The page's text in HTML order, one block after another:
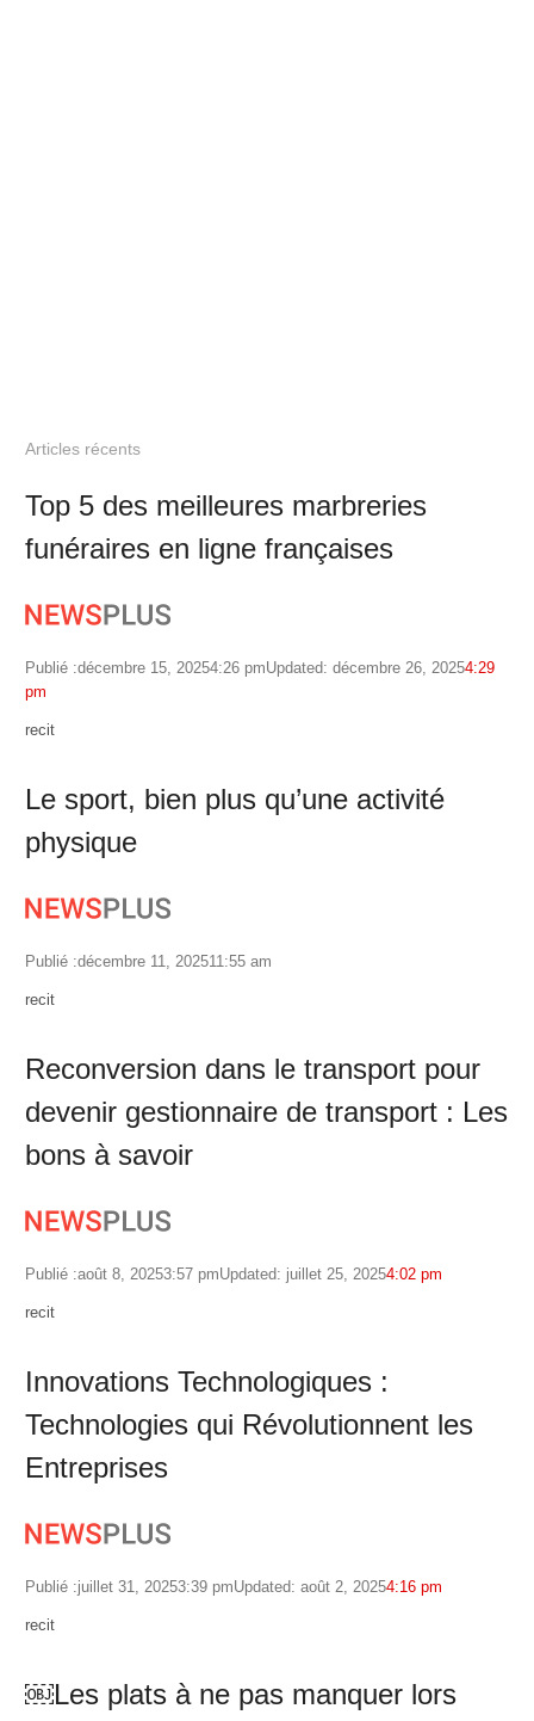
Articles récents
Top 5 des meilleures marbreries
funéraires en ligne françaises
Publié :décembre 15, 20254:26 pmUpdated: décembre 26, 20254:29
pm
Author
recit
Le sport, bien plus qu’une activité
physique
Publié :décembre 11, 202511:55 am
Author
recit
Reconversion dans le transport pour
devenir gestionnaire de transport : Les
bons à savoir
Publié :août 8, 20253:57 pmUpdated: juillet 25, 20254:02 pm
Author
recit
Innovations Technologiques :
Technologies qui Révolutionnent les
Entreprises
Publié :juillet 31, 20253:39 pmUpdated: août 2, 20254:16 pm
Author
recit
￼Les plats à ne pas manquer lors